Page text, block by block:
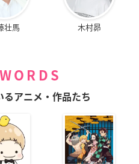
壮馬 木村昴
るアニメ・作品たち